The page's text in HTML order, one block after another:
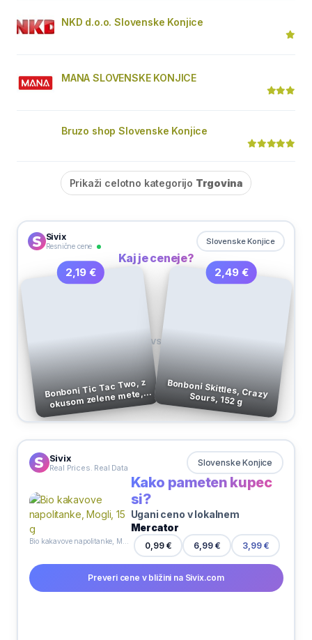
NKD d.o.o. Slovenske Konjice
MANA SLOVENSKE KONJICE
Bruzo shop Slovenske Konjice
Prikaži celotno kategorijo Trgovina
Sivix
Resnične cene
Slovenske Konjice
Kaj je ceneje?
2,19 €
Bonboni Tic Tac Two, z
okusom zelene mete,
38,5 g
VS
2,49 €
Bonboni Skittles, Crazy Sours, 152 g
Sivix
Real Prices. Real Data Slovenske Konjice
Kako pameten kupec
si?
Ugani ceno v lokalnem
Mercator
0,99 € 6,99 € 3,99 €
Preveri cene v bližini na Sivix.com